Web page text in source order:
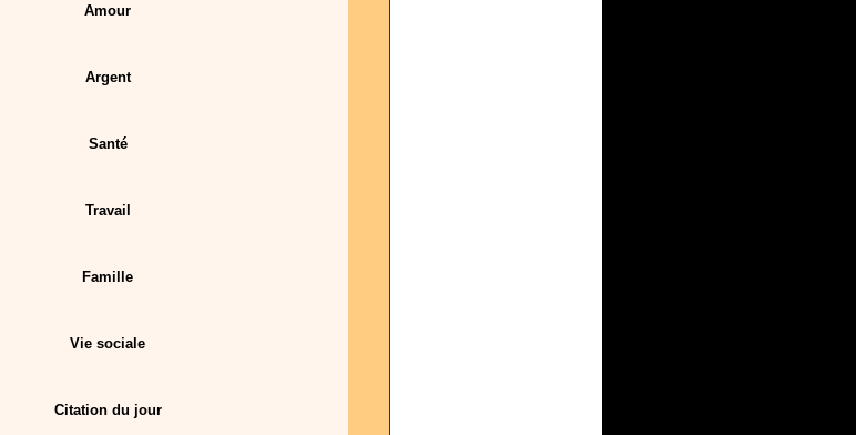
Amour
Argent
Santé
Travail
Famille
Vie sociale
Citation du jour